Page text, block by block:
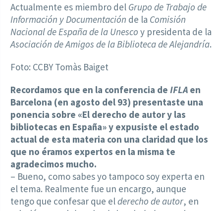
Actualmente es miembro del Grupo de Trabajo de
Información y Documentación de la Comisión
Nacional de España de la Unesco y presidenta de la
Asociación de Amigos de la Biblioteca de Alejandría.
Foto: CCBY Tomàs Baiget
Recordamos que en la conferencia de IFLA en
Barcelona (en agosto del 93) presentaste una
ponencia sobre «El derecho de autor y las
bibliotecas en España» y expusiste el estado
actual de esta materia con una claridad que los
que no éramos expertos en la misma te
agradecimos mucho.
– Bueno, como sabes yo tampoco soy experta en
el tema. Realmente fue un encargo, aunque
tengo que confesar que elderecho de autor, en